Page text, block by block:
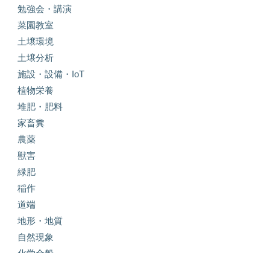
勉強会・講演
菜園教室
土壌環境
土壌分析
施設・設備・IoT
植物栄養
堆肥・肥料
家畜糞
農薬
獣害
緑肥
稲作
道端
地形・地質
自然現象